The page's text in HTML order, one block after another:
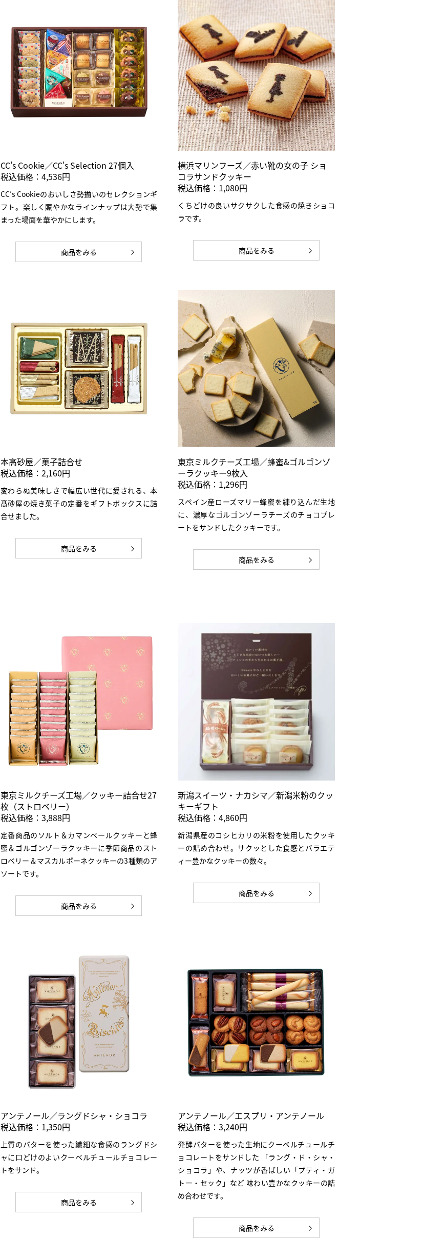
CC's Cookie／CC's Selection 27個入
税込価格：4,536円
CC’s Cookieのおいしさ勢揃いのセレクションギ
フト。楽しく賑やかなラインナップは大勢で集
まった場面を華やかにします。
商品をみる
横浜マリンフーズ／赤い靴の女の子 ショ
コラサンドクッキー
税込価格：1,080円
くちどけの良いサクサクした食感の焼きショコ
ラです。
商品をみる
本高砂屋／菓子詰合せ
税込価格：2,160円
変わらぬ美味しさで幅広い世代に愛される、本
髙砂屋の焼き菓子の定番をギフトボックスに詰
合せました。
商品をみる
東京ミルクチーズ工場／蜂蜜&ゴルゴンゾ
ーラクッキー9枚入
税込価格：1,296円
スペイン産ローズマリー蜂蜜を練り込んだ生地
に、濃厚なゴルゴンゾーラチーズのチョコプレ
ートをサンドしたクッキーです。
商品をみる
東京ミルクチーズ工場／クッキー詰合せ27
枚（ストロベリー）
税込価格：3,888円
定番商品のソルト＆カマンベールクッキーと蜂
蜜＆ゴルゴンゾーラクッキーに季節商品のスト
ロベリー＆マスカルポーネクッキーの3種類のア
ソートです。
商品をみる
新潟スイーツ・ナカシマ／新潟米粉のクッ
キーギフト
税込価格：4,860円
新潟県産のコシヒカリの米粉を使用したクッキ
ーの詰め合わせ。サクッとした食感とバラエテ
ィー豊かなクッキーの数々。
商品をみる
アンテノール／ラングドシャ・ショコラ
税込価格：1,350円
上質のバターを使った繊細な食感のラングドシ
ャに口どけのよいクーベルチュールチョコレー
トをサンド。
商品をみる
アンテノール／エスプリ・アンテノール
税込価格：3,240円
発酵バターを使った生地にクーベルチュールチ
ョコレートをサンドした 「ラング・ド・シャ・
ショコラ」や、ナッツが香ばしい「プティ・ガ
トー・セック」など 味わい豊かなクッキーの詰
め合わせです。
商品をみる